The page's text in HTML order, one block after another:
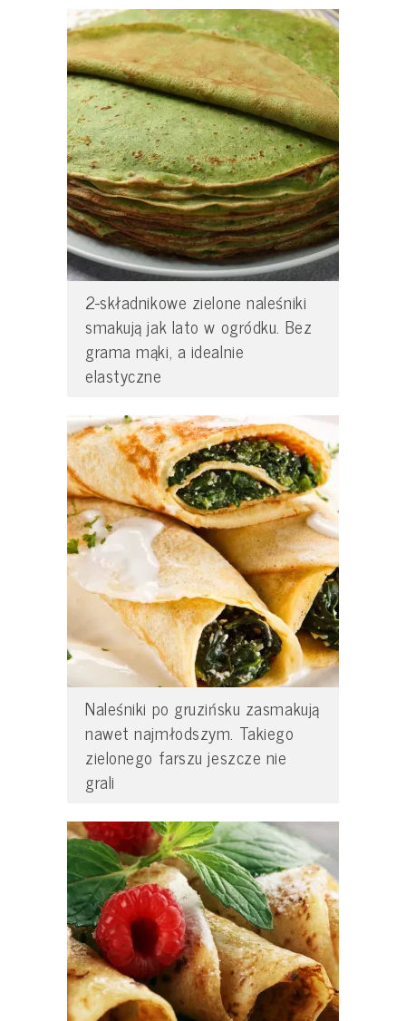
2-składnikowe zielone naleśniki
smakują jak lato w ogródku. Bez
grama mąki, a idealnie
elastyczne
Naleśniki po gruzińsku zasmakują
nawet najmłodszym. Takiego
zielonego farszu jeszcze nie
grali